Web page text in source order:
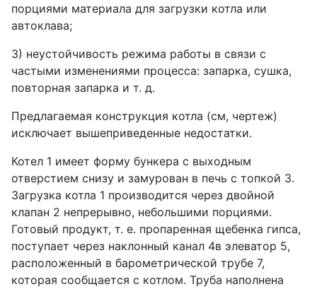
порциями материала для загрузки котла или
автоклава;
3) неустойчивость режима работы в связи с
частыми изменениями процесса: запарка, сушка,
повторная запарка и т. д.
Предлагаемая конструкция котла (см, чертеж)
исключает вышеприведенные недостатки.
Котел 1 имеет форму бункера с выходным
отверстием снизу и замурован в печь с топкой 3.
Загрузка котла 1 производится через двойной
клапан 2 непрерывно, небольшими порциями.
Готовый продукт, т. е. пропаренная щебенка гипса,
поступает через наклонный канал 4в элеватор 5,
расположенный в барометрической трубе 7,
которая сообщается с котлом. Труба наполнена